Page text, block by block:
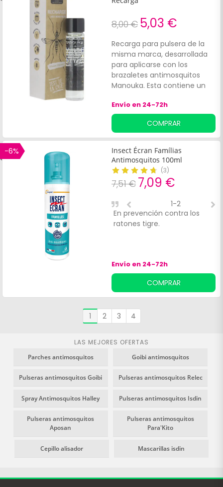
8,00 € 5,03 €
Recarga para pulsera de la
misma marca, desarrollada
para aplicarse con los
brazaletes antimosquitos
Manouka. Esta contiene un
de aceites esenciales, eficaz
contra mosquitos, mosquitos
tigre, garrapatas, moscas,
abejas y tábanos. Además,
proporciona una protección
de 30 días de duración.
Envío en 24-72h
COMPRAR
-6%
Insect Écran Famílias
Antimosquitos 100ml
(3)
7,51 € 7,09 €
En prevención contra los
ratones tigre.
1-2
Envío en 24-72h
COMPRAR
1 2 3 4
LAS MEJORES OFERTAS
Parches antimosquitos
Goibi antimosquitos
Pulseras antimosquitos Goibi Pulseras antimosquitos Relec
Spray Antimosquitos Halley Pulseras antimosquitos Isdin
Pulseras antimosquitos
Aposan
Pulseras antimosquitos
Para'Kito
Cepillo alisador Mascarillas isdin